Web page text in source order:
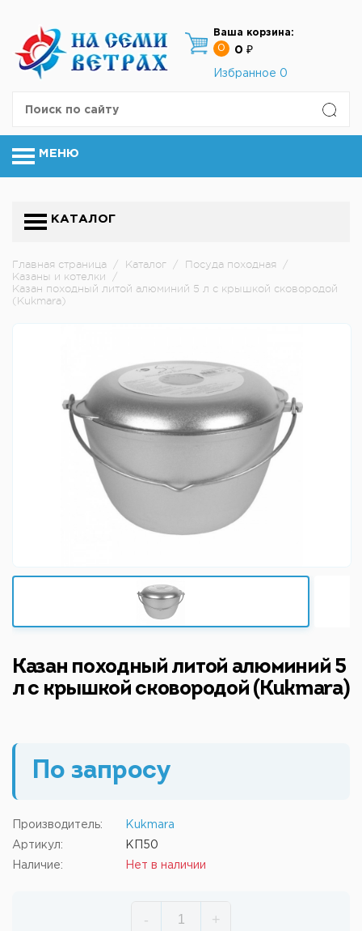
Ваша корзина:
0
0 ₽
Избранное 0
МЕНЮ
КАТАЛОГ
Главная страница / Каталог / Посуда походная
/
Казаны и котелки
/
Казан походный литой алюминий 5 л с крышкой сковородой
(Kukmara)
Казан походный литой алюминий 5
л с крышкой сковородой (Kukmara)
По запросу
Производитель: Kukmara
Артикул: КП50
Наличие: Нет в наличии
- +